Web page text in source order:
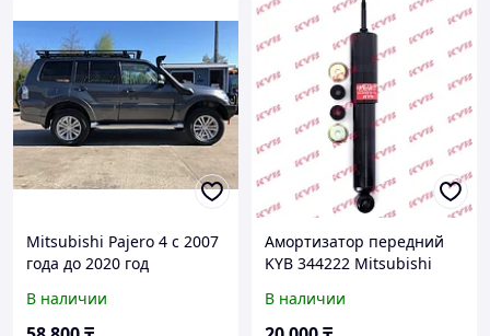
Mitsubishi Pajero 4 с 2007
года до 2020 год
В наличии
Амортизатор передний
KYB 344222 Mitsubishi
В наличии